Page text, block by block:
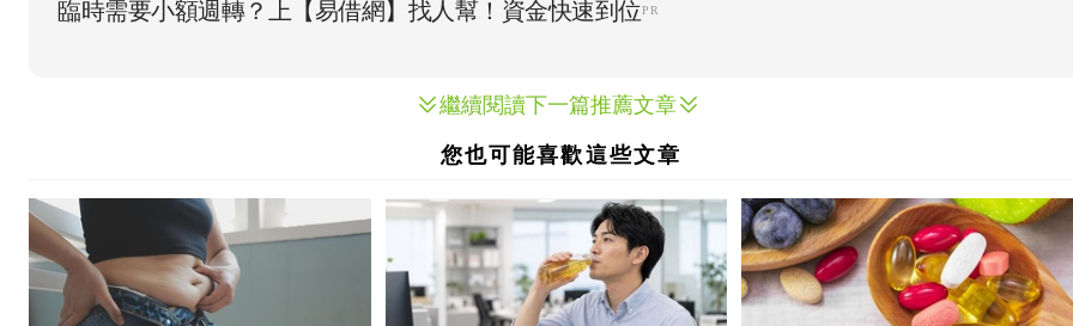
繼續閱讀下一篇推薦文章